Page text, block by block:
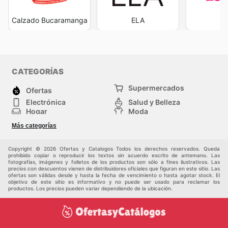
Calzado Bucaramanga ELA
CATEGORÍAS
Ofertas
Supermercados
Electrónica
Salud y Belleza
Hogar
Moda
Herramientas y jardinería
Infancia
Más categorías
Copyright © 2026 Ofertas y Catalogos Todos los derechos reservados. Queda
prohibido copiar o reproducir los textos sin acuerdo escrito de antemano. Las
fotografías, imágenes y folletos de los productos son sólo a fines ilustrativos. Las
precios con descuentos vienen de distribuidores oficiales que figuran en este sitio. Las
ofertas son válidas desde y hasta la fecha de vencimiento o hasta agotar stock. El
objetivo de este sitio es informativo y no puede ser usado para reclamar los
productos. Los precios pueden variar dependiendo de la ubicación.